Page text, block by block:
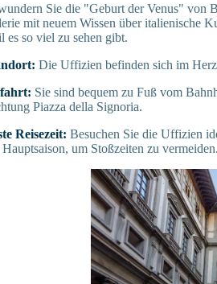
Sie die "Geburt der Venus" von
mit neuem Wissen über italienische
es so viel zu sehen gibt.
Die Uffizien befinden sich im
Sie sind bequem zu Fuß vom
Piazza della Signoria.
Reisezeit: Besuchen Sie die Uffizien
Hauptsaison, um Stoßzeiten zu vermeiden.